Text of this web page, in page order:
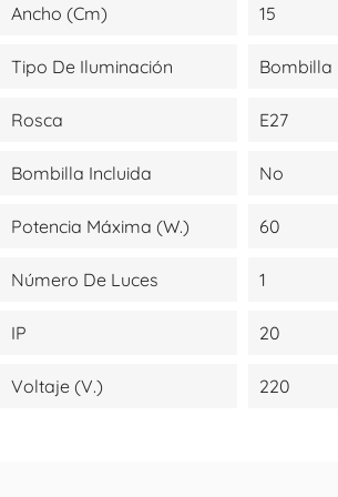
Ancho (cm) 15
Tipo De Iluminación Bombilla
Rosca E27
Bombilla Incluida No
Potencia Máxima (W.) 60
Número De Luces 1
IP 20
Voltaje (V.) 220